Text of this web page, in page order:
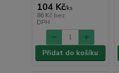
104 Kč/ks
86 Kč bez
DPH
Přidat do košíku